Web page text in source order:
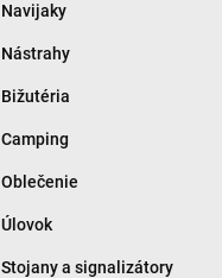
Navijaky
Nástrahy
Bižutéria
Camping
Oblečenie
Úlovok
Stojany a signalizátory